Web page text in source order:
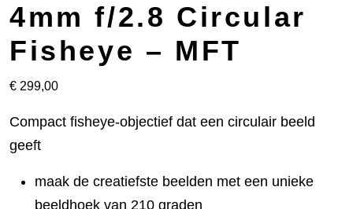
4mm f/2.8 Circular
Fisheye – MFT
€ 299,00
Compact fisheye-objectief dat een circulair beeld
geeft
maak de creatiefste beelden met een unieke
beeldhoek van 210 graden